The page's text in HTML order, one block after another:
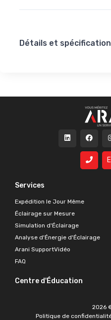
Détails et
Services
Expédition le Jour Même
Éclairage sur Mesure
Simulation d'Éclairage
Analyse d'Énergie d'Éclairage
Arani SupportVidéo
FAQ
Centre d'Éducation
2026
Politique de